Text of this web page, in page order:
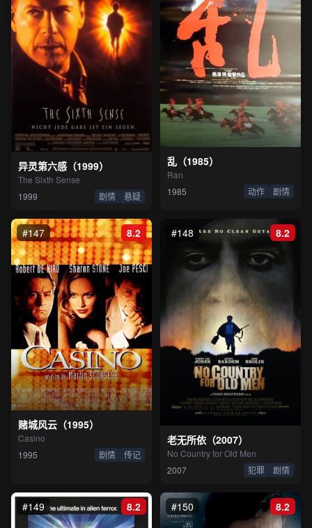
异灵第六感（1999）
The Sixth Sense
1999
剧情 悬疑
乱（1985）
Ran
1985
动作 剧情
8.2
#147
赌城风云（1995）
Casino
1995
剧情 传记
8.2
#148
老无所依（2007）
No Country for Old Men
2007
犯罪 剧情
8.2
#149 8.2
#150